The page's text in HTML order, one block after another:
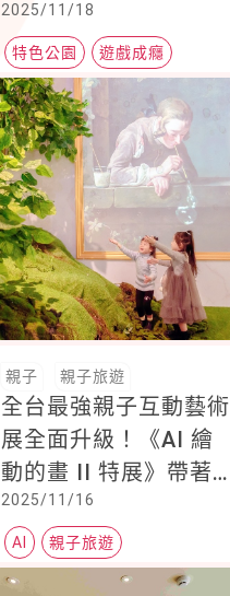
2025/11/18
特色公園 遊戲成癮
親子 親子旅遊
全台最強親子互動藝術
展全面升級！《AI 繪
動的畫 II 特展》帶著
100%全新內容震撼回
歸士林科教館
2025/11/16
AI 親子旅遊